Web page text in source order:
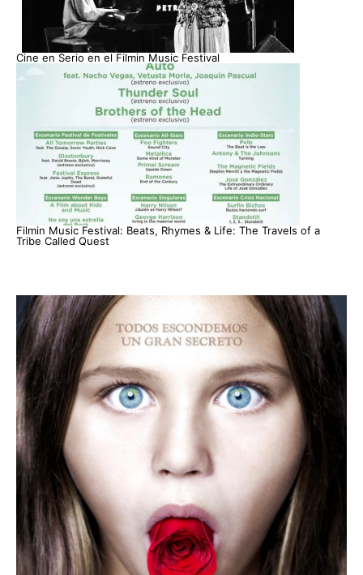
Cine en Serio en el Filmin Music Festival
Filmin Music Festival: Beats, Rhymes & Life: The Travels of a
Tribe Called Quest